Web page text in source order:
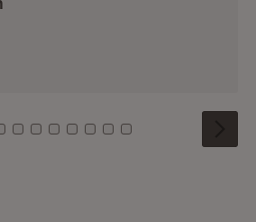
Kachel: 0
Zu Kachel: 1
Zu Kachel: 2
Zu Kachel: 3
Zu Kachel: 4
Zu Kachel: 5
Zu Kachel: 6
Zu Kachel: 7
Zu Kachel: 8